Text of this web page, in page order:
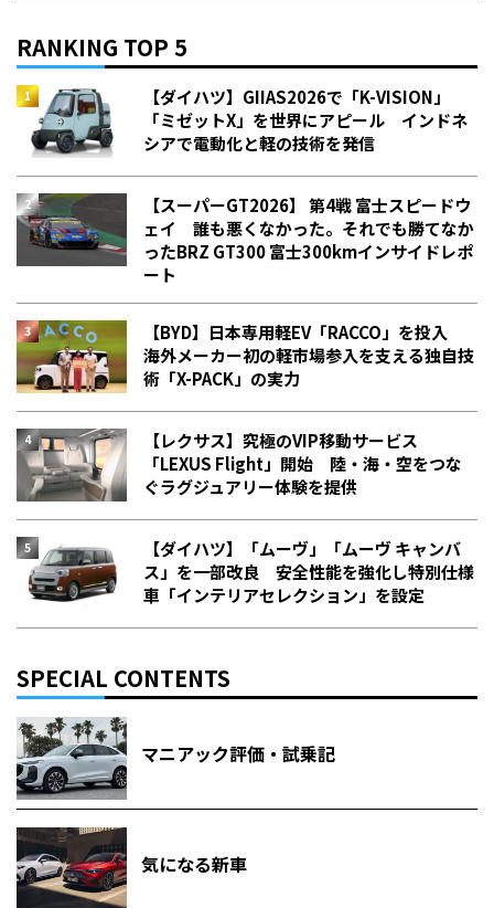
RANKING TOP 5
【ダイハツ】GIIAS2026で「K-VISION」
「ミゼットX」を世界にアピール インドネ
シアで電動化と軽の技術を発信
【スーパーGT2026】 第4戦 富士スピードウ
ェイ 誰も悪くなかった。それでも勝てなか
った――BRZ GT300 富士300kmインサイドレポ
ート
【BYD】日本専用軽EV「RACCO」を投入
海外メーカー初の軽市場参入を支える独自技
術「X-PACK」の実力
【レクサス】究極のVIP移動サービス
「LEXUS Flight」開始 陸・海・空をつな
ぐラグジュアリー体験を提供
【ダイハツ】「ムーヴ」「ムーヴ キャンバ
ス」を一部改良 安全性能を強化し特別仕様
車「インテリアセレクション」を設定
SPECIAL CONTENTS
マニアック評価・試乗記
気になる新車